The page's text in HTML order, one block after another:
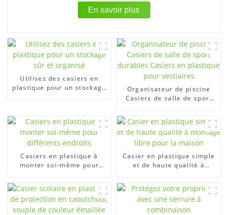
En savoir plus
Utilisez des casiers en
plastique pour un stockage
Organisateur de piscine
Casiers de salle de sport
Casiers en plastique à
monter soi-même pour
Casier en plastique simple
et de haute qualité à